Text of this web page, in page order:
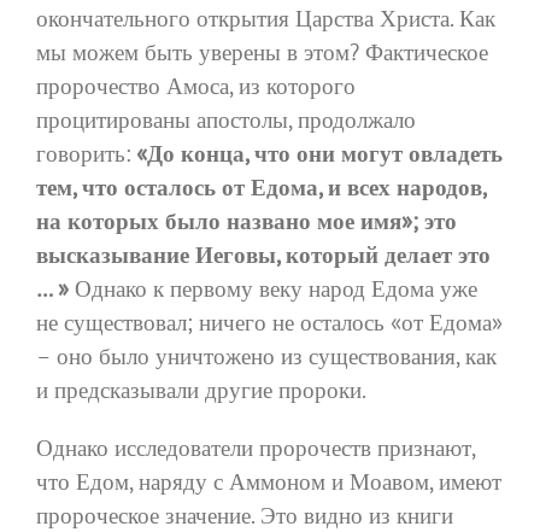
окончательного открытия Царства Христа. Как
мы можем быть уверены в этом? Фактическое
пророчество Амоса, из которого
процитированы апостолы, продолжало
говорить: «До конца, что они могут овладеть
тем, что осталось от Едома, и всех народов,
на которых было названо мое имя»; это
высказывание Иеговы, который делает это
… » Однако к первому веку народ Едома уже
не существовал; ничего не осталось «от Едома»
– оно было уничтожено из существования, как
и предсказывали другие пророки.
Однако исследователи пророчеств признают,
что Едом, наряду с Аммоном и Моавом, имеют
пророческое значение. Это видно из книги